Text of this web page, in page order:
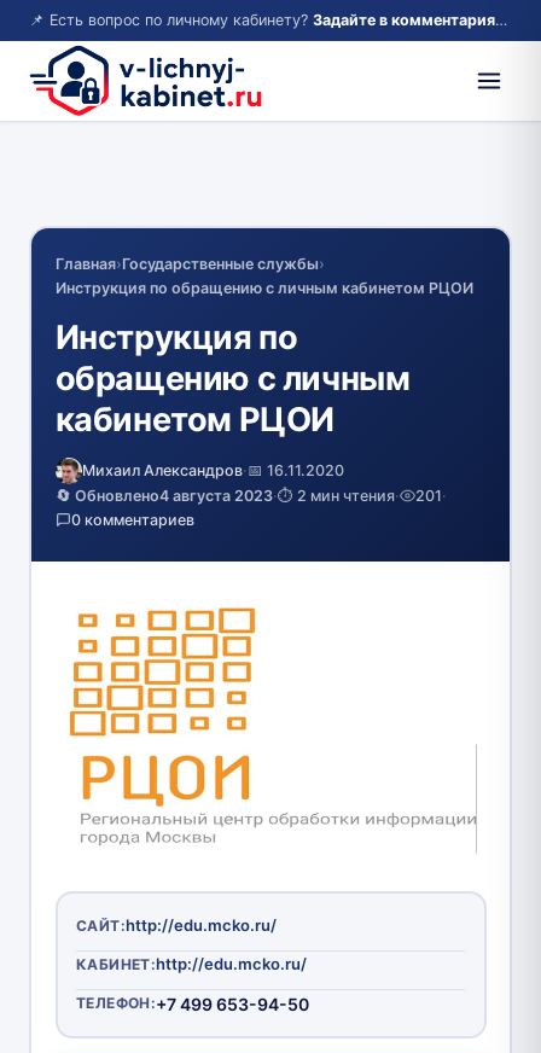
📌 Есть вопрос по личному кабинету? Задайте в комментариях — ответим!
Главная›Государственные службы›
Инструкция по обращению с личным кабинетом РЦОИ
Инструкция по
обращению с личным
кабинетом РЦОИ
Михаил Александров·📅 16.11.2020
🔄 Обновлено4 августа 2023·⏱️ 2 мин чтения· 201·
0 комментариев
САЙТ:http://edu.mcko.ru/
КАБИНЕТ:http://edu.mcko.ru/
ТЕЛЕФОН:+7 499 653-94-50